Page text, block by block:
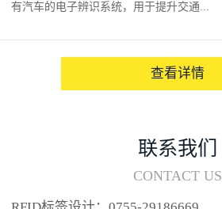
有汽车的电子辨识系统，用于提升交通...
查看详情
联系我们
CONTACT US